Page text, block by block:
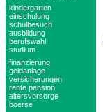
kindergarten
einschulung
schulbesuch
ausbildung
berufswahl
studium
finanzierung
geldanlage
versicherungen
rente pension
altersvorsorge
boerse